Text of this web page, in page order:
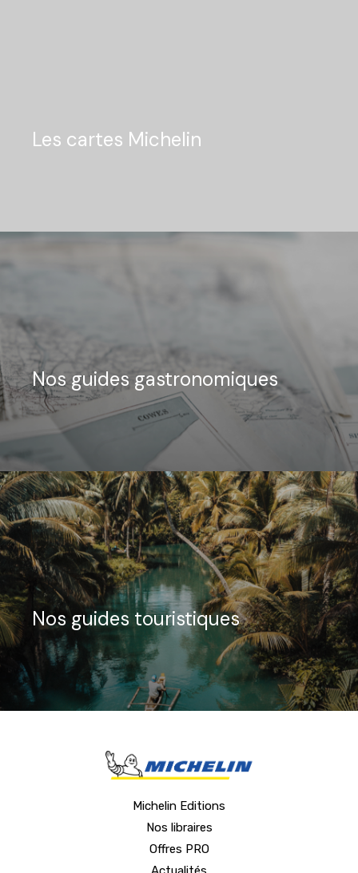
Les cartes Michelin
Nos guides gastronomiques
Nos guides touristiques
Michelin Editions
Nos libraires
Offres PRO